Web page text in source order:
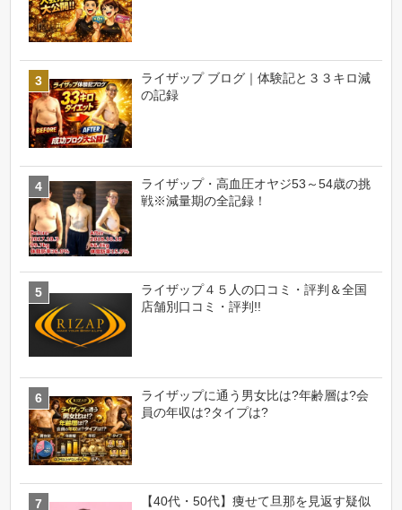
ライザップ ブログ｜体験記と３３キロ減
の記録
ライザップ・高血圧オヤジ53～54歳の挑
戦※減量期の全記録！
ライザップ４５人の口コミ・評判＆全国
店舗別口コミ・評判!!
ライザップに通う男女比は?年齢層は?会
員の年収は?タイプは?
【40代・50代】痩せて旦那を見返す疑似